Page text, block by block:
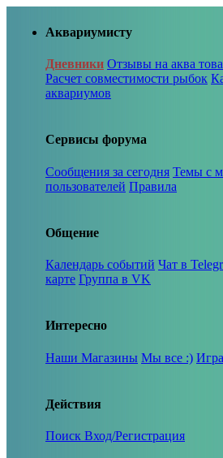
Аквариумисту
Дневники Отзывы на аква
Расчет совместимости рыбок
аквариумов
Сервисы форума
Сообщения за сегодня Темы с
пользователей Правила
Общение
Календарь событий Чат в
карте Группа в VK
Интересно
Наши Магазины Мы все :)
Действия
Поиск Вход/Регистрация